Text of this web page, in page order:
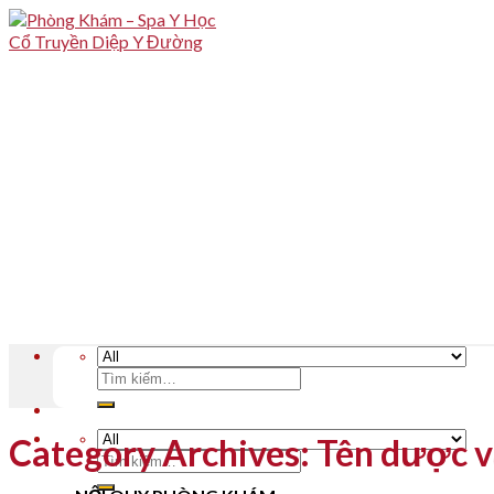
Skip
to
Tìm
kiếm:
Tìm
kiếm:
Category Archives:Tên dược